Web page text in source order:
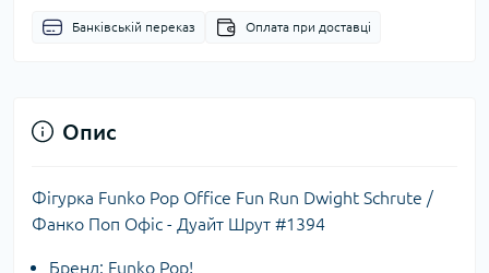
Банківській переказ Оплата при доставці
Опис
Фігурка Funko Pop Office Fun Run Dwight Schrute /
Фанко Поп Офіс - Дуайт Шрут #1394
Бренд: Funko Pop!